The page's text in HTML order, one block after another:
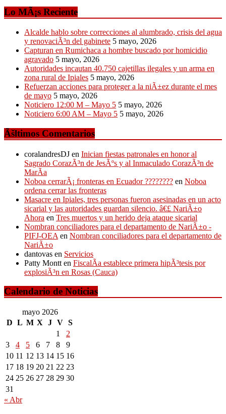
Lo MÃ¡s Reciente
Alcalde hablo sobre correcciones al alumbrado, crisis del agua
y renovaciÃ³n del gabinete 5 mayo, 2026
Capturan en Rumichaca a hombre buscado por homicidio
agravado 5 mayo, 2026
Autoridades incautan 40.750 cajetillas ilegales y un arma en
zona rural de Ipiales 5 mayo, 2026
Refuerzan acciones para proteger a la niÃ±ez durante el mes
de mayo 5 mayo, 2026
Noticiero 12:00 M – Mayo 5 5 mayo, 2026
Noticiero 6:00 AM – Mayo 5 5 mayo, 2026
Ãšltimos Comentarios
coralandresDJ en Inician fiestas patronales en honor al
Sagrado CorazÃ³n de JesÃºs y al Inmaculado CorazÃ³n de
MarÃ­a
Noboa cerrarÃ¡ fronteras en Ecuador ???????? en Noboa
ordena cerrar las fronteras
Masacre en Ipiales, tres personas fueron asesinadas en un acto
sicarial y las autoridades guardan silencio. â€£ NariÃ±o
Ahora en Tres muertos y un herido deja ataque sicarial
Nombran conciliadores para el departamento de NariÃ±o -
PIFJ-OEA en Nombran conciliadores para el departamento de
NariÃ±o
dantovas en Servicios
Patty Montt en FiscalÃ­a establece primera hipÃ³tesis por
explosiÃ³n en Rosas (Cauca)
Calendario de Noticias
mayo 2026
D L M X J V S
1
2
3
4 5 6 7 8
9
10 11 12 13 14 15 16
17 18 19 20 21 22 23
24 25 26 27 28 29 30
31
« Abr